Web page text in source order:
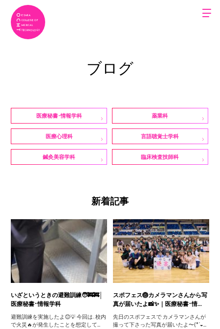
ブログ
医療秘書・情報学科 薬業科
医療心理科 言語聴覚士学科
鍼灸美容学科 臨床検査技師科
新着記事
いざというときの避難訓練🧑‍🚒🚒│
医療秘書・情報学科
避難訓練を実施したよ😊💡 今回は、校内
で火災🔥が発生したことを想定して...
スポフェス🏐カメラマンさんから写
真が届いたよ📸✨｜医療秘書・情...
先日のスポフェスで カメラマンさんが
撮って下さった写真が届いたよ〜(*´◒...